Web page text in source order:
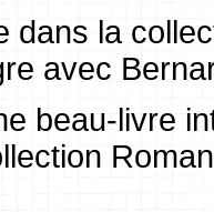
dans la
avec
beau-livre